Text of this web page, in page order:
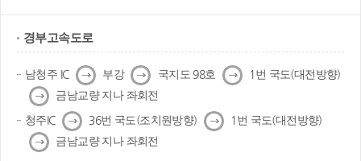
경부고속도로
남청주 IC 다
음
부강 다
음
국지도 98호 다
음
1번 국도(대전방향)
다
음
금남교량 지나 좌회전
청주IC 다
음
36번 국도(조치원방향) 다
음
1번 국도(대전방향)
다
음
금남교량 지나 좌회전